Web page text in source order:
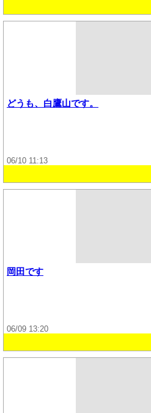
どうも、白鷹山です。
06/10 11:13
岡田です
06/09 13:20